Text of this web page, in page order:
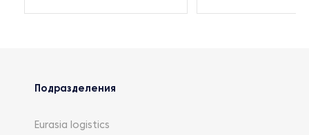
Подразделения
Eurasia logistics